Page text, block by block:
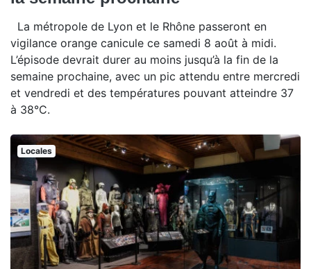
La métropole de Lyon et le Rhône passeront en
vigilance orange canicule ce samedi 8 août à midi.
L’épisode devrait durer au moins jusqu’à la fin de la
semaine prochaine, avec un pic attendu entre mercredi
et vendredi et des températures pouvant atteindre 37
à 38°C.
Locales